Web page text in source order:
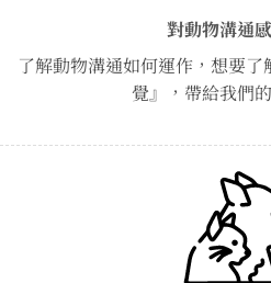
對動物溝通
了解動物溝通如何運作，想要
覺』，帶給我們